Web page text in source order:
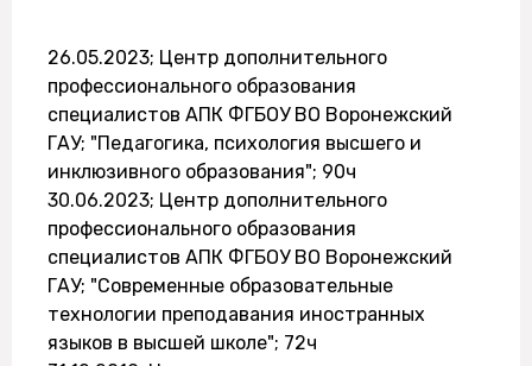
26.05.2023; Центр дополнительного
профессионального образования
специалистов АПК ФГБОУ ВО Воронежский
ГАУ; "Педагогика, психология высшего и
инклюзивного образования"; 90ч
30.06.2023; Центр дополнительного
профессионального образования
специалистов АПК ФГБОУ ВО Воронежский
ГАУ; "Современные образовательные
технологии преподавания иностранных
языков в высшей школе"; 72ч